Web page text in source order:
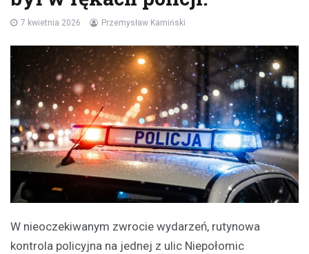
7 kwietnia 2026 Przemysław Kamiński
W nieoczekiwanym zwrocie wydarzeń, rutynowa
kontrola policyjna na jednej z ulic Niepołomic